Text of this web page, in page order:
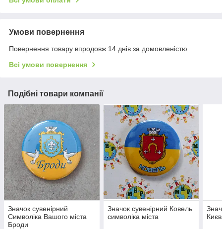
Умови повернення
Повернення товару впродовж 14 днів за домовленістю
Всі умови повернення
Подібні товари компанії
Значок сувенірний
Символіка Вашого міста
Броди
Значок сувенірний Ковель
символіка міста